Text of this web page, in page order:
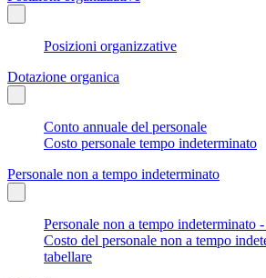
Posizioni organizzative
Dotazione organica
Conto annuale del personale
Costo personale tempo indeterminato
Personale non a tempo indeterminato
Personale non a tempo indeterminato
Costo del personale non a tempo
tabellare